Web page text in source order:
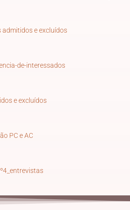
admitidos e excluídos
de-interessados
e excluídos
PC e AC